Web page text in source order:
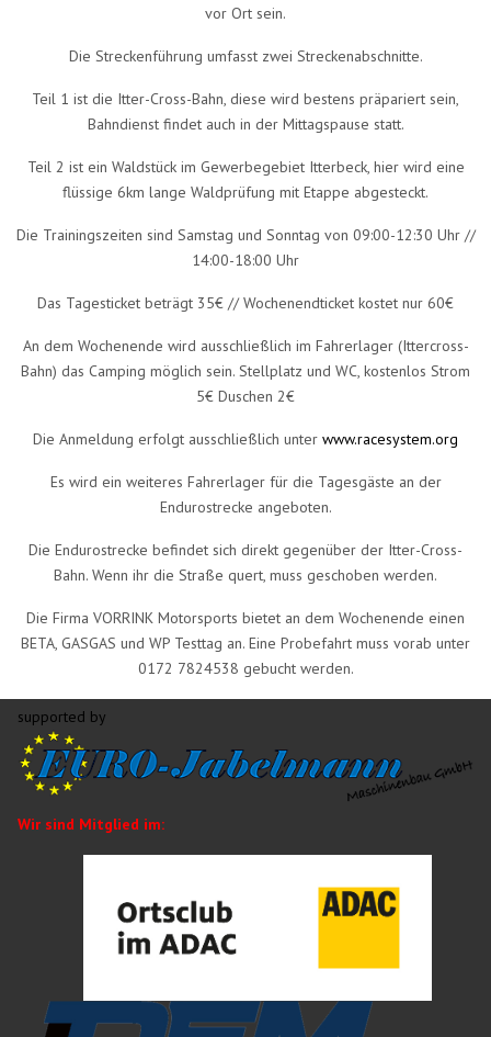
vor Ort sein.
Die Streckenführung umfasst zwei Streckenabschnitte.
Teil 1 ist die Itter-Cross-Bahn, diese wird bestens präpariert sein,
Bahndienst findet auch in der Mittagspause statt.
Teil 2 ist ein Waldstück im Gewerbegebiet Itterbeck, hier wird eine
flüssige 6km lange Waldprüfung mit Etappe abgesteckt.
Die Trainingszeiten sind Samstag und Sonntag von 09:00-12:30 Uhr //
14:00-18:00 Uhr
Das Tagesticket beträgt 35€ // Wochenendticket kostet nur 60€
An dem Wochenende wird ausschließlich im Fahrerlager (Ittercross-
Bahn) das Camping möglich sein. Stellplatz und WC, kostenlos Strom
5€ Duschen 2€
Die Anmeldung erfolgt ausschließlich unter www.racesystem.org
Es wird ein weiteres Fahrerlager für die Tagesgäste an der
Endurostrecke angeboten.
Die Endurostrecke befindet sich direkt gegenüber der Itter-Cross-
Bahn. Wenn ihr die Straße quert, muss geschoben werden.
Die Firma VORRINK Motorsports bietet an dem Wochenende einen
BETA, GASGAS und WP Testtag an. Eine Probefahrt muss vorab unter
0172 7824538 gebucht werden.
supported by
Wir sind Mitglied im: